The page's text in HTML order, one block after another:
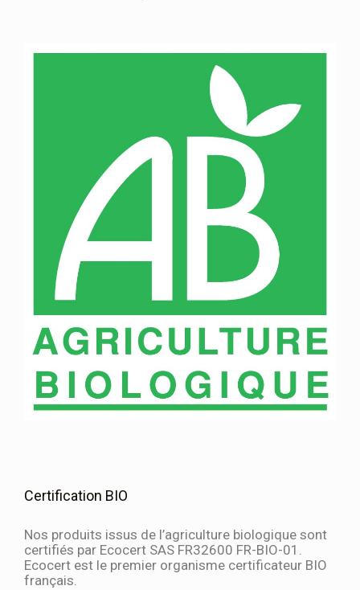
Certification BIO
Nos produits issus de l’agriculture biologique sont
certifiés par Ecocert SAS FR32600 FR-BIO-01.
Ecocert est le premier organisme certificateur BIO
français.